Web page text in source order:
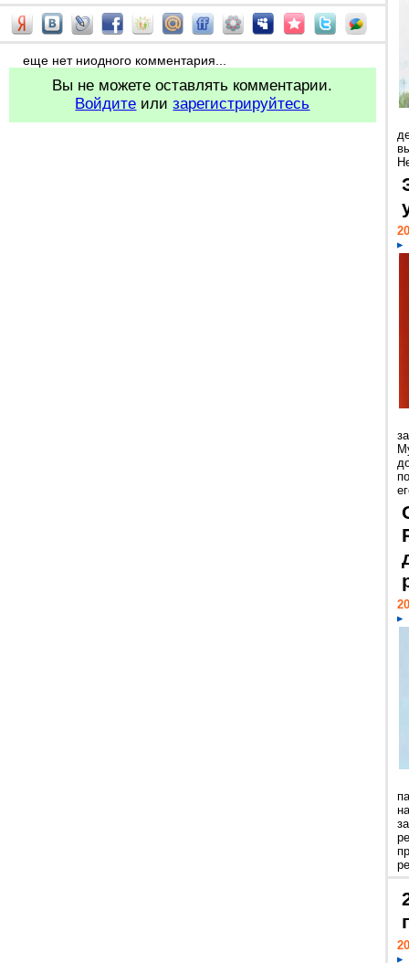
еще нет ниодного комментария...
Вы не можете оставлять комментарии.
Войдите илизарегистрируйтесь